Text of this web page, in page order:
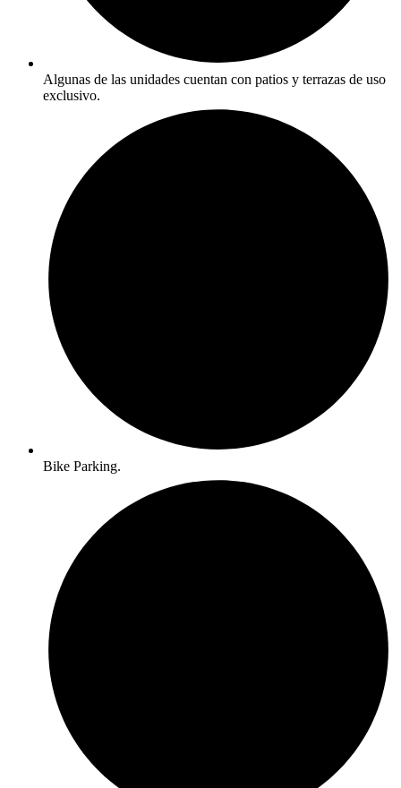
Algunas de las unidades cuentan con patios y terrazas de uso
exclusivo.
Bike Parking.